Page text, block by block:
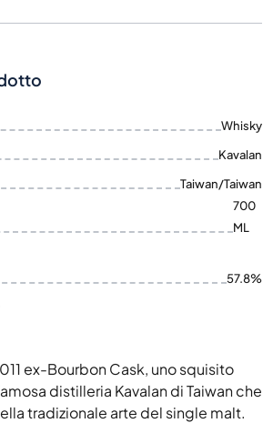
Whisky
Kavalan
Taiwan/Taiwan
700
ML
57.8%
ex-Bourbon Cask, uno squisito
distilleria Kavalan di Taiwan che
tradizionale arte del single malt.